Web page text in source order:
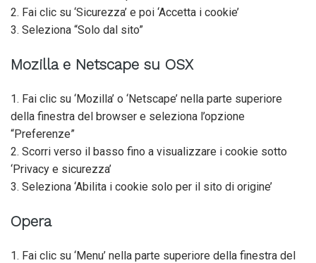
2. Fai clic su ‘Sicurezza’ e poi ‘Accetta i cookie’
3. Seleziona “Solo dal sito”
Mozilla e Netscape su OSX
1. Fai clic su ‘Mozilla’ o ‘Netscape’ nella parte superiore
della finestra del browser e seleziona l’opzione
“Preferenze”
2. Scorri verso il basso fino a visualizzare i cookie sotto
‘Privacy e sicurezza’
3. Seleziona ‘Abilita i cookie solo per il sito di origine’
Opera
1. Fai clic su ‘Menu’ nella parte superiore della finestra del